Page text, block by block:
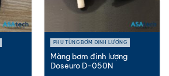
PHỤ TÙNG BƠM ĐỊNH LƯỢNG
Màng bơm định lượng
Doseuro D-050N